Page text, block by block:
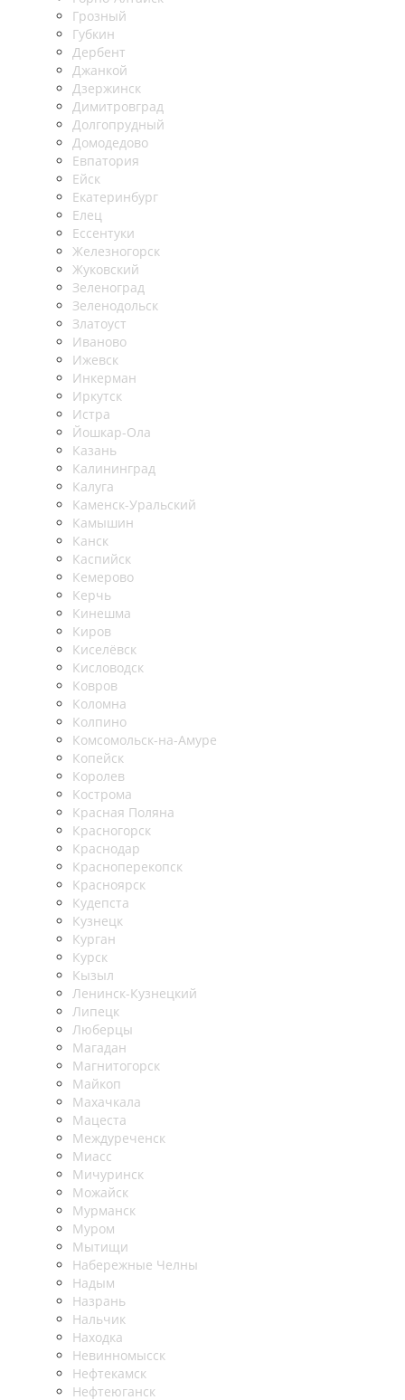
Грозный
Губкин
Дербент
Джанкой
Дзержинск
Димитровград
Долгопрудный
Домодедово
Евпатория
Ейск
Екатеринбург
Елец
Ессентуки
Железногорск
Жуковский
Зеленоград
Зеленодольск
Златоуст
Иваново
Ижевск
Инкерман
Иркутск
Истра
Йошкар-Ола
Казань
Калининград
Калуга
Каменск-Уральский
Камышин
Канск
Каспийск
Кемерово
Керчь
Кинешма
Киров
Киселёвск
Кисловодск
Ковров
Коломна
Колпино
Комсомольск-на-Амуре
Копейск
Королев
Кострома
Красная Поляна
Красногорск
Краснодар
Красноперекопск
Красноярск
Кудепста
Кузнецк
Курган
Курск
Кызыл
Ленинск-Кузнецкий
Липецк
Люберцы
Магадан
Магнитогорск
Майкоп
Махачкала
Мацеста
Междуреченск
Миасс
Мичуринск
Можайск
Мурманск
Муром
Мытищи
Набережные Челны
Надым
Назрань
Нальчик
Находка
Невинномысск
Нефтекамск
Нефтеюганск